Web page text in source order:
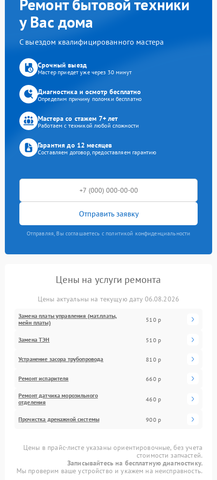
Ремонт бытовой техники
у Вас дома
С выездом квалифицированного мастера
Срочный выезд
Мастер приедет уже через 30 минут
Диагностика и осмотр бесплатно
Определим причину поломки бесплатно
Мастера со стажем 7+ лет
Работаем с техникой любой сложности
Гарантия до 12 месяцев
Составляем договор, предоставляем гарантию
Отправить заявку
Отправляя, Вы соглашаетесь с политикой конфиденциальности
Цены на услуги ремонта
Цены актуальны на текущую дату 06.08.2026
Замена платы управления (мат.платы,
мейн платы)
510 р
Замена ТЭН 510 р
Устранение засора трубопровода 810 р
Ремонт испарителя 660 р
Ремонт датчика морозильного
отделения
460 р
Прочистка дренажной системы 900 р
Цены в прайс-листе указаны ориентировочные, без учета
стоимости запчастей.
Записывайтесь на бесплатную диагностику.
Мы проверим ваше устройство и укажем на неисправность.